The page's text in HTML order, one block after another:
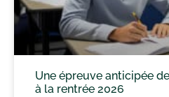
Une épreuve anticipée
à la rentrée 2026